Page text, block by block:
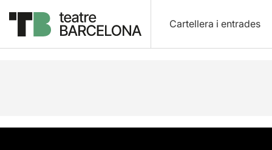
Cartellera i entrades
Descripció Horaris Fitxa artística Fotos i